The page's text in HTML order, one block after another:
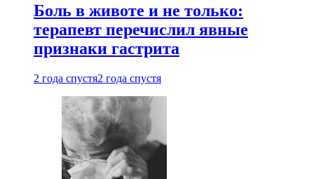
Боль в животе и не только:
терапевт перечислил явные
признаки гастрита
2 года спустя2 года спустя